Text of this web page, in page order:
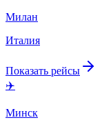
Милан
Италия
Показать рейсы
✈️
Минск